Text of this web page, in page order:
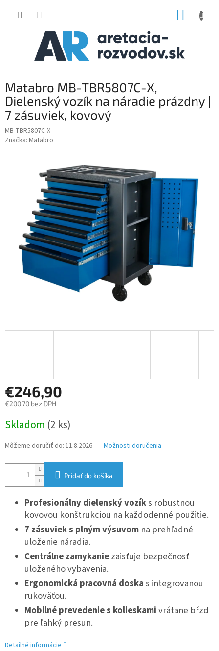
Matabro MB-TBR5807C-X,
Dielenský vozík na náradie prázdny |
7 zásuviek, kovový
MB-TBR5807C-X
Značka: Matabro
€246,90
€200,70 bez DPH
cena:
Skladom (2 ks)
Môžeme doručiť do: 11.8.2026 Možnosti doručenia
Pridať do košíka
Profesionálny dielenský vozíks robustnou
kovovou konštrukciou na každodenné použitie.
7 zásuviek s plným výsuvom na prehľadné
uloženie náradia.
Centrálne zamykaniezaisťuje bezpečnosť
uloženého vybavenia.
Ergonomická pracovná doskas integrovanou
rukoväťou.
Mobilné prevedenie s kolieskamivrátane bŕzd
pre ľahký presun.
Detailné informácie